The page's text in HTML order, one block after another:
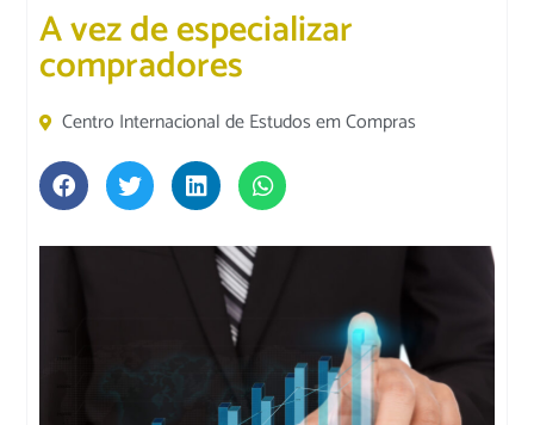
A vez de especializar
compradores
Centro Internacional de Estudos em Compras